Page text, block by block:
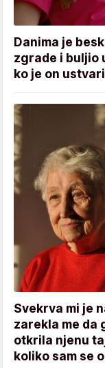
Danima je
zgrade i buljio
ko je on
Svekrva mi je
zarekla me da
otkrila njenu
koliko sam se